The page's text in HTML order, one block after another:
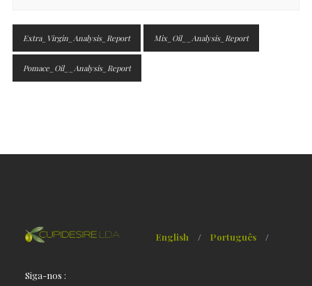
Extra_Virgin_Analysis_Report Mix_Oil__Analysis_Report
Pomace_Oil__Analysis_Report
English / Português /
Siga-nos :